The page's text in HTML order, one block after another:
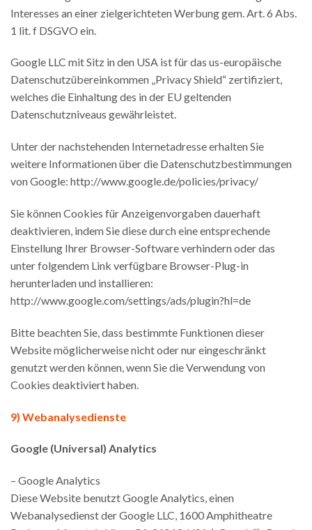
Interesses an einer zielgerichteten Werbung gem. Art. 6 Abs.
1 lit. f DSGVO ein.
Google LLC mit Sitz in den USA ist für das us-europäische
Datenschutzübereinkommen „Privacy Shield“ zertifiziert,
welches die Einhaltung des in der EU geltenden
Datenschutzniveaus gewährleistet.
Unter der nachstehenden Internetadresse erhalten Sie
weitere Informationen über die Datenschutzbestimmungen
von Google: http://www.google.de/policies/privacy/
Sie können Cookies für Anzeigenvorgaben dauerhaft
deaktivieren, indem Sie diese durch eine entsprechende
Einstellung Ihrer Browser-Software verhindern oder das
unter folgendem Link verfügbare Browser-Plug-in
herunterladen und installieren:
http://www.google.com/settings/ads/plugin?hl=de
Bitte beachten Sie, dass bestimmte Funktionen dieser
Website möglicherweise nicht oder nur eingeschränkt
genutzt werden können, wenn Sie die Verwendung von
Cookies deaktiviert haben.
9) Webanalysedienste
Google (Universal) Analytics
– Google Analytics
Diese Website benutzt Google Analytics, einen
Webanalysedienst der Google LLC, 1600 Amphitheatre